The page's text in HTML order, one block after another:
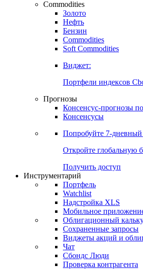
Commodities
Золото
Нефть
Бензин
Commodities
Soft Commodities
Виджет:
Портфели индексов
Прогнозы
Консенсус-прогнозы
Консенсусы
Попробуйте 7-дневный
Откройте глобальную
Получить доступ
Инструментарий
Портфель
Watchlist
Надстройка XLS
Мобильное
Облигационный
Сохраненные запросы
Виджеты акций и
Чат
Сбондс Люди
Проверка контрагента